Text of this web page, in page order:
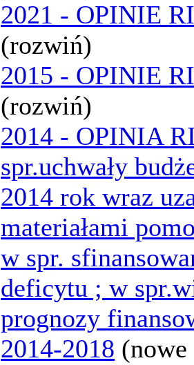
2021 - OPINIE
(rozwiń)
2015 - OPINIE
(rozwiń)
2014 - OPINIA
spr.uchwały
2014 rok wraz
materiałami
w spr.
deficytu ; w
prognozy
2014-2018